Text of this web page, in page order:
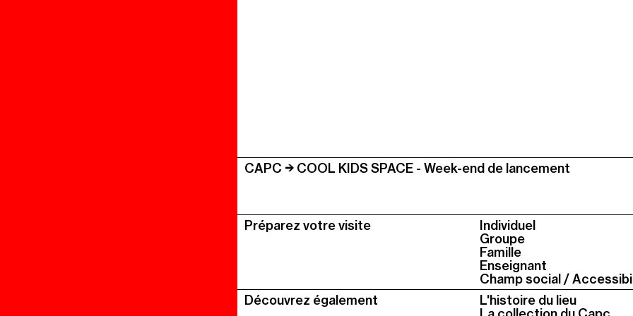
CAPC COOL KIDS SPACE - Week-end de lancement
Préparez votre visite
Individuel
Groupe
Famille
Enseignant
Champ social /
Découvrez également
L'histoire du lieu